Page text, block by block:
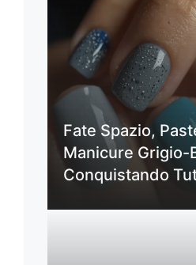
Fate Spazio,
Manicure Grigio-
Conquistando